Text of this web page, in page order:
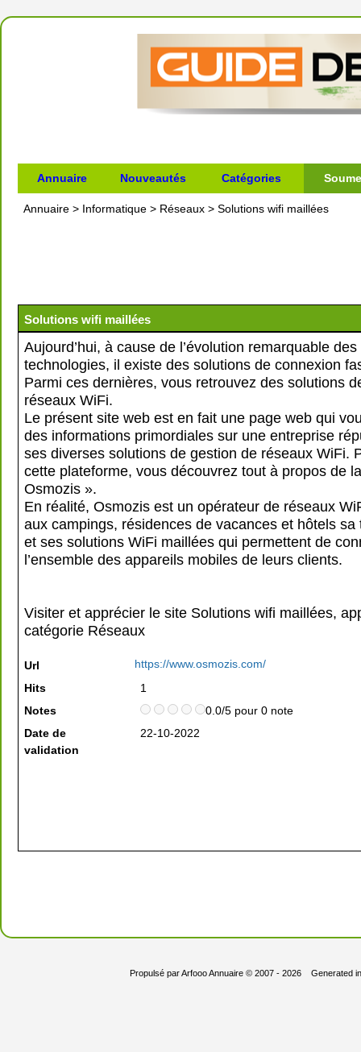
Annuaire Nouveautés Catégories
Annuaire > Informatique > Réseaux > Solutions wifi maillées
Solutions wifi maillées
Aujourd’hui, à cause de l’évolution remarquable des
technologies, il existe des solutions de connexion
Parmi ces dernières, vous retrouvez des solutions
réseaux WiFi.
Le présent site web est en fait une page web qui
des informations primordiales sur une entreprise
ses diverses solutions de gestion de réseaux WiFi.
cette plateforme, vous découvrez tout à propos de
Osmozis ».
En réalité, Osmozis est un opérateur de réseaux
aux campings, résidences de vacances et hôtels sa
et ses solutions WiFi maillées qui permettent de
l’ensemble des appareils mobiles de leurs clients.
Visiter et apprécier le site Solutions wifi maillées,
catégorie Réseaux
Url
https://www.osmozis.com/
Hits
1
Notes
0.0/5 pour 0 note
Date de
validation
22-10-2022
Propulsé parArfooo Annuaire© 2007 - 2026 Generated